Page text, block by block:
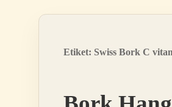
Etiket: Swiss Bork C